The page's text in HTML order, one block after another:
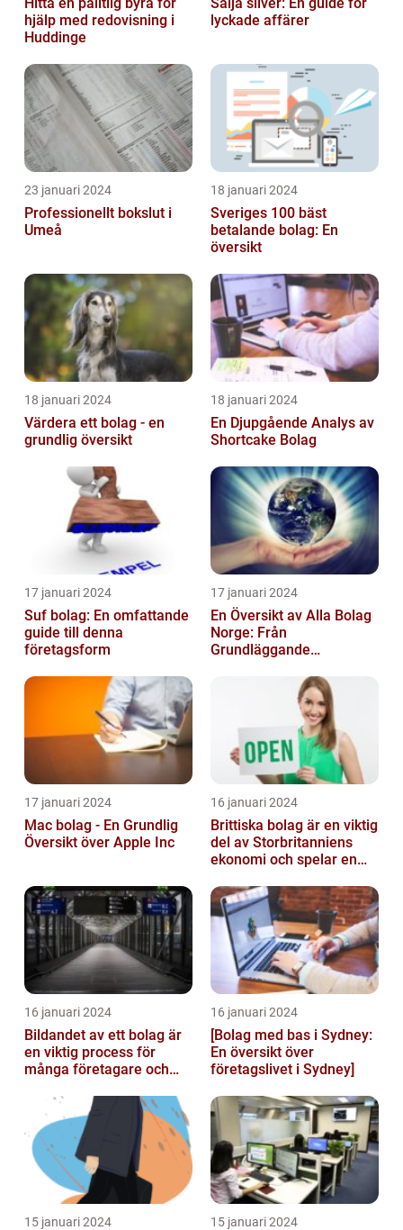
hjälp med redovisning i
Huddinge
lyckade affärer
23 januari 2024
Professionellt bokslut i
Umeå
18 januari 2024
Sveriges 100 bäst
betalande bolag: En
översikt
18 januari 2024
Värdera ett bolag - en
grundlig översikt
18 januari 2024
En Djupgående Analys av
Shortcake Bolag
17 januari 2024
Suf bolag: En omfattande
guide till denna
företagsform
17 januari 2024
En Översikt av Alla Bolag
Norge: Från
Grundläggande
Kvantitativa Mätningar
17 januari 2024
Mac bolag - En Grundlig
Översikt över Apple Inc
16 januari 2024
Brittiska bolag är en viktig
del av Storbritanniens
ekonomi och spelar en
landets...
16 januari 2024
Bildandet av ett bolag är
en viktig process för
många företagare och
starta ...
16 januari 2024
[Bolag med bas i Sydney:
En översikt över
företagslivet i Sydney]
15 januari 2024 15 januari 2024